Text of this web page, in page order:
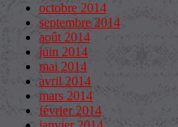
octobre 2014
septembre 2014
août 2014
juin 2014
mai 2014
avril 2014
mars 2014
février 2014